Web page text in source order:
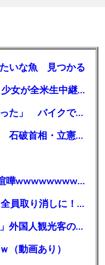
たいな魚 見つかる
【MLB】「大谷は謙虚ではない」少女が全米生中継で突然の大谷翔平批判 サイン無視された過去明かす
【千葉】「みんなで走れて楽しかった」 バイクでバースデー集団暴走 男女５７人を書類送検 SNSで参加者募る
ガソリン減税、１兆円の財源必要 石破首相・立憲野田氏「財源は死に物狂いで確保しなければならない」「本当に死に物狂いで」
【悲報】論客米山隆一、Xで夫婦喧嘩wwwwwwwwwwww
【芸能】高橋真麻「80代で免許を全員取り消しに！」 高齢ドライバーの事故問題で、高齢者の運転免許取り消し法を提案
【🗻】「富士山きれいに撮りたい」外国人観光客のレンタカー事故が急増…「ハンドルが逆で慣れず」、道の狭さも
（動画あり）